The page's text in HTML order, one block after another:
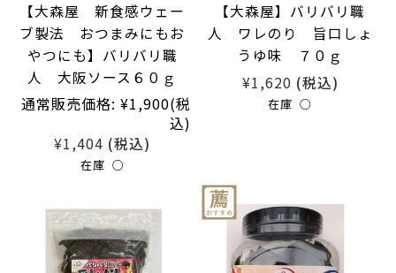
【大森屋 新食感ウェー
ブ製法 おつまみにもお
やつにも】バリバリ職
人 大阪ソース６０ｇ
通常販売価格: ¥1,900(税
込)
¥1,404 (税込)
在庫 ○
【大森屋】バリバリ職
人 ワレのり 旨口しょ
うゆ味 ７０ｇ
¥1,620 (税込)
在庫 ○